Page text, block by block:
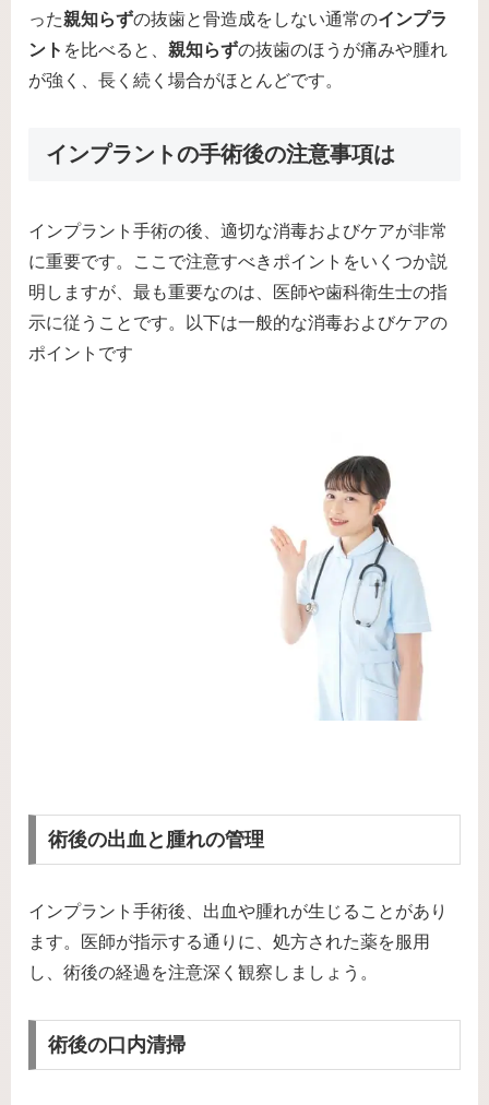
った親知らずの抜歯と骨造成をしない通常のインプラ
ント を比べると、 親知らずの抜歯のほうが痛みや腫れ
が強く、長く続く場合がほとんどです。
インプラントの手術後の注意事項は
インプラント手術の後、適切な消毒およびケアが非常
に重要です。ここで注意すべきポイントをいくつか説
明しますが、最も重要なのは、医師や歯科衛生士の指
示に従うことです。以下は一般的な消毒およびケアの
ポイントです
術後の出血と腫れの管理
インプラント手術後、出血や腫れが生じることがあり
ます。医師が指示する通りに、処方された薬を服用
し、術後の経過を注意深く観察しましょう。
術後の口内清掃